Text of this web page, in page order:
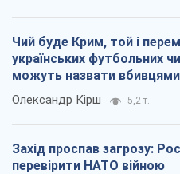
Чий буде Крим, той і
українських футбольних
можуть назвати вбивцями
Олександр Кірш 5,2 т.
Захід проспав загрозу:
перевірити НАТО війною